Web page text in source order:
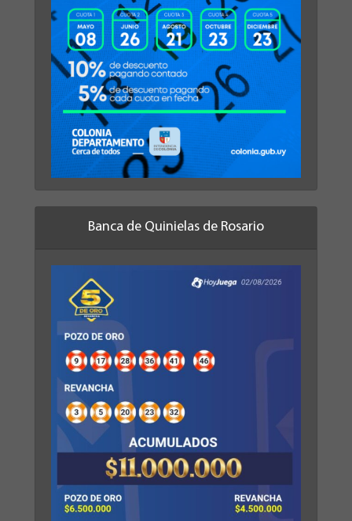
Banca de Quinielas de Rosario